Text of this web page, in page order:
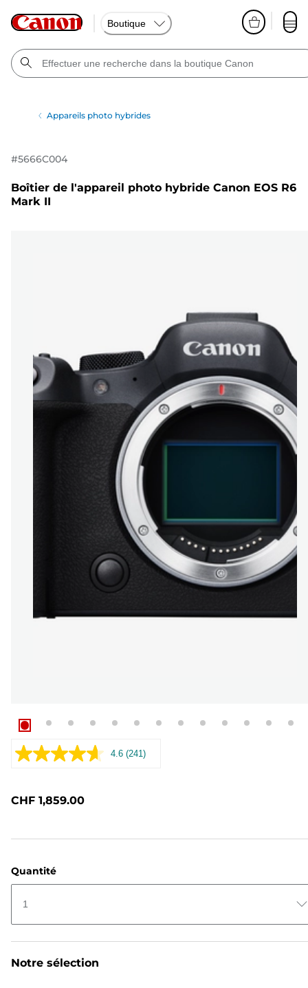
Boutique
Appareils photo hybrides
#5666C004
Boîtier de l'appareil photo hybride Canon EOS R6
Mark II
4.6 Lire
(241)
CHF 1,859.00
Quantité
1
Notre sélection